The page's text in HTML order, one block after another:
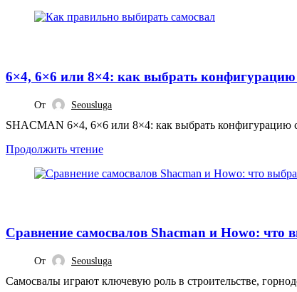
6×4, 6×6 или 8×4: как выбрать
От Seousluga
SHACMAN 6×4, 6×6 или 8×4: как выбрать конфигурацию
Продолжить чтение
Сравнение самосвалов Shacman и Howo: что
От Seousluga
Самосвалы играют ключевую роль в строительстве,